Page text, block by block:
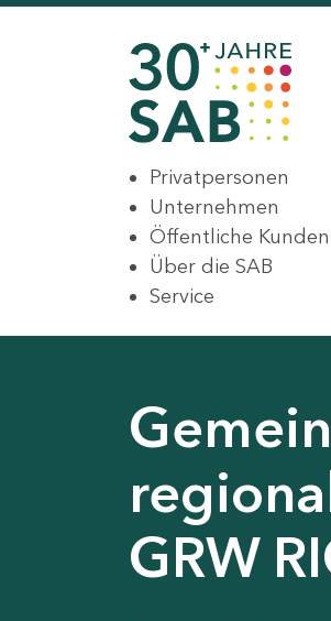
Privatpersonen
Unternehmen
Öffentliche Kunden
Über die SAB
Service
GRW